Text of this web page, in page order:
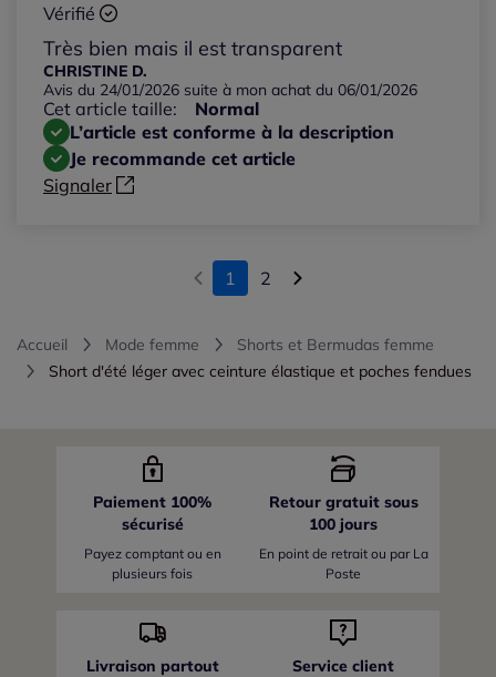
Vérifié
Très bien mais il est transparent
CHRISTINE D.
Avis du 24/01/2026 suite à mon achat du 06/01/2026
Cet article taille:
Normal
L’article est conforme à la description
Je recommande cet article
Signaler
1 2
Accueil Mode femme
Shorts et Bermudas femme
Short d'été léger avec ceinture élastique et poches fendues
Paiement 100%
sécurisé
Payez comptant ou en
plusieurs fois
Retour gratuit sous
100 jours
En point de retrait ou par La
Poste
Livraison partout Service client